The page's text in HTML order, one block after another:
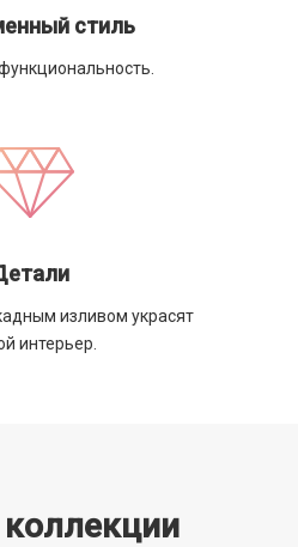
стиль
изливом украсят
интерьер.